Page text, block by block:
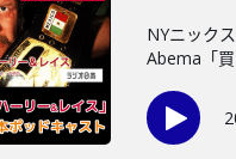
NYニック
Abema「